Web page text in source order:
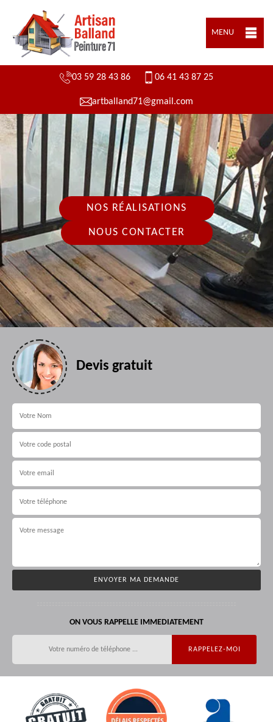
MENU
03 59 28 43 86 06 41 43 87 25
artballand71@gmail.com
NOS RÉALISATIONS
NOUS CONTACTER
Devis gratuit
ON VOUS RAPPELLE IMMEDIATEMENT